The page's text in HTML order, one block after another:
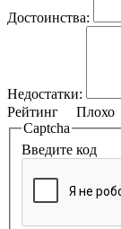
Достоинства:
Недостатки:
Рейтинг Плохо
Captcha
Введите код